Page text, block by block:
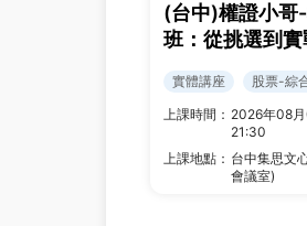
(台中)權證小哥
班：從挑選到
實體講座
股票-綜
上課時間： 2026年08
21:30
上課地點： 台中集思文
會議室)